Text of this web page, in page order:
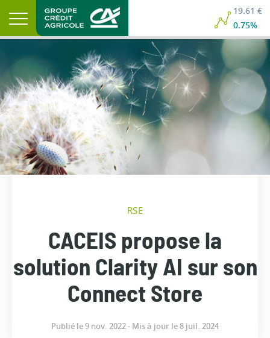
19.61 €
0.75%
RSE
CACEIS propose la
solution Clarity AI sur son
Connect Store
Publié le 9 nov. 2022 - Mis à jour le 8 juil. 2024